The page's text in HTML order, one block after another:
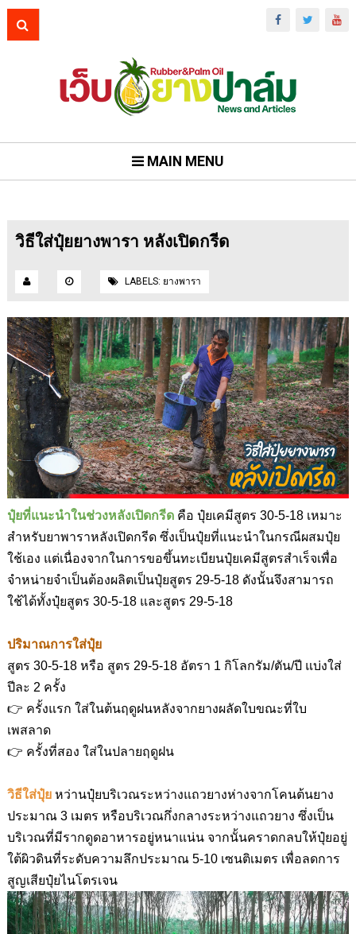
MAIN MENU
วิธีใส่ปุ๋ยยางพารา หลังเปิดกรีด
LABELS: ยางพารา
ปุ๋ยที่แนะนำในช่วงหลังเปิดกรีดคือ ปุ๋ยเคมีสูตร 30-5-18 เหมาะ
สำหรับยาพาราหลังเปิดกรีด ซึ่งเป็นปุ๋ยที่แนะนำในกรณีผสมปุ๋ย
ใช้เอง แต่เนื่องจากในการขอขึ้นทะเบียนปุ๋ยเคมีสูตรสำเร็จเพื่อ
จำหน่ายจำเป็นต้องผลิตเป็นปุ๋ยสูตร 29-5-18 ดังนั้นจึงสามารถ
ใช้ได้ทั้งปุ๋ยสูตร 30-5-18 และสูตร 29-5-18
ปริมาณการใส่ปุ๋ย
สูตร 30-5-18 หรือ สูตร 29-5-18 อัตรา 1 กิโลกรัม/ตัน/ปี แบ่งใส่
ปีละ 2 ครั้ง
👉 ครั้งแรก ใส่ในต้นฤดูฝนหลังจากยางผลัดใบขณะที่ใบ
เพสลาด
👉 ครั้งที่สอง ใส่ในปลายฤดูฝน
วิธีใส่ปุ๋ยหว่านปุ๋ยบริเวณระหว่างแถวยางห่างจากโคนต้นยาง
ประมาณ 3 เมตร หรือบริเวณกึ่งกลางระหว่างแถวยาง ซึ่งเป็น
บริเวณที่มีรากดูดอาหารอยู่หนาแน่น จากนั้นคราดกลบให้ปุ๋ยอยู่
ใต้ผิวดินที่ระดับความลึกประมาณ 5-10 เซนติเมตร เพื่อลดการ
สูญเสียปุ๋ยไนโตรเจน